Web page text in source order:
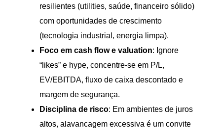
resilientes (utilities, saúde, financeiro sólido)
com oportunidades de crescimento
(tecnologia industrial, energia limpa).
Foco em cash flow e valuation: Ignore
“likes” e hype, concentre-se em P/L,
EV/EBITDA, fluxo de caixa descontado e
margem de segurança.
Disciplina de risco: Em ambientes de juros
altos, alavancagem excessiva é um convite